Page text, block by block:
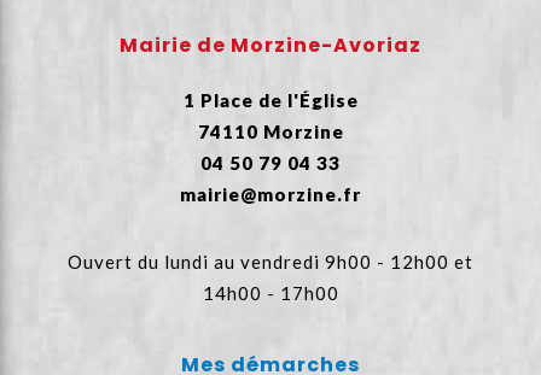
Mairie de Morzine-Avoriaz
1 Place de l'Église
74110 Morzine
04 50 79 04 33
mairie@morzine.fr
Ouvert du lundi au vendredi 9h00 - 12h00 et
14h00 - 17h00
Mes démarches